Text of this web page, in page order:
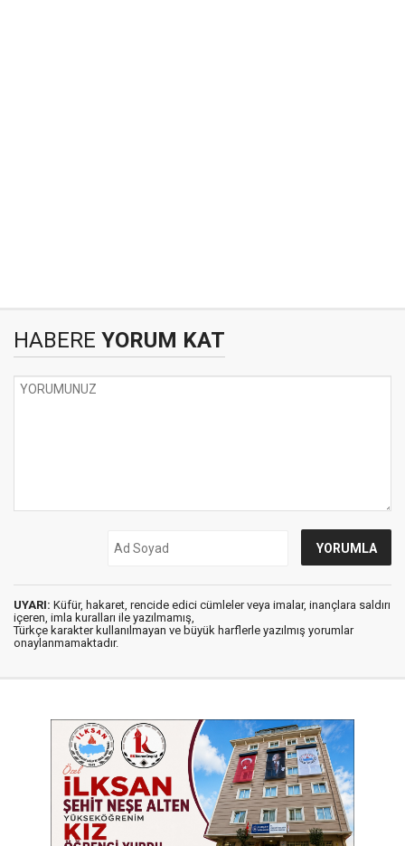
HABERE YORUM KAT
UYARI: Küfür, hakaret, rencide edici cümleler veya imalar, inançlara saldırı
içeren, imla kuralları ile yazılmamış,
Türkçe karakter kullanılmayan ve büyük harflerle yazılmış yorumlar
onaylanmamaktadır.